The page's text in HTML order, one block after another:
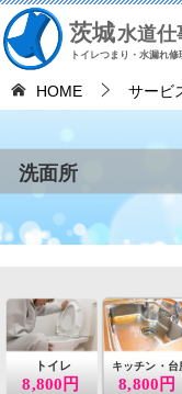
茨城水道仕
トイレつまり・水漏れ修
HOME サービ
洗面所
8,800円
トイレ
8,800円
キッチン・台